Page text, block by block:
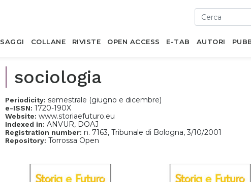
SAGGI COLLANE RIVISTE OPEN ACCESS E-TAB AUTORI
sociologia
Periodicity: semestrale (giugno e dicembre)
e-ISSN: 1720-190X
Website: www.storiaefuturo.eu
Indexed in: ANVUR, DOAJ
Registration number: n. 7163, Tribunale di Bologna, 3/10/2001
Repository: Torrossa Open